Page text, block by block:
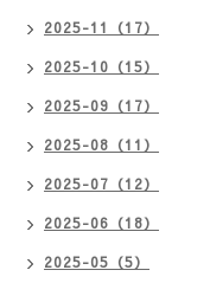
2025-11（17）
2025-10（15）
2025-09（17）
2025-08（11）
2025-07（12）
2025-06（18）
2025-05（5）